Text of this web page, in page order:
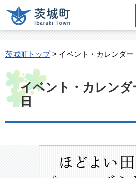
茨城町トップ> イベント・カレンダー
イベント・カレンダ
日